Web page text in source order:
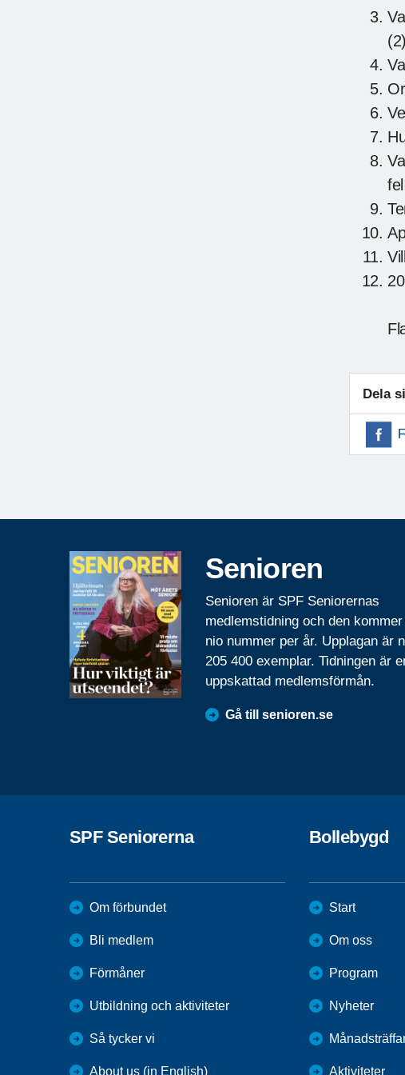
(2)
Dela
Senioren
Senioren är SPF Seniorernas
medlemstidning och den
nio nummer per år. Upplagan är
205 400 exemplar. Tidningen är
uppskattad medlemsförmån.
Gå till senioren.se
SPF Seniorerna
Om förbundet
Bli medlem
Förmåner
Utbildning och aktiviteter
Så tycker vi
About us (in English)
Bollebygd
Start
Om oss
Program
Nyheter
Aktiviteter